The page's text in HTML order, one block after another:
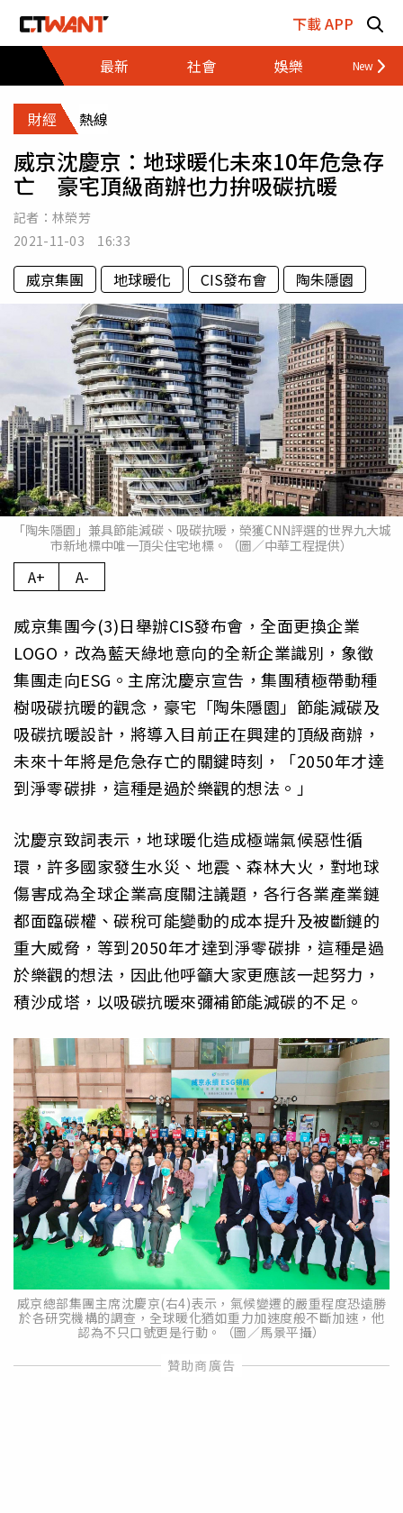
下載 APP
最新
社會 娛樂 財經
財經 熱線
威京沈慶京：地球暖化未來10年危急存
亡 豪宅頂級商辦也力拚吸碳抗暖
記者： 林榮芳
2021-11-03 16:33
威京集團 地球暖化 CIS發布會 陶朱隱園
「陶朱隱園」兼具節能減碳、吸碳抗暖，榮獲CNN評選的世界九大城
市新地標中唯一頂尖住宅地標。（圖／中華工程提供）
A+ A-
威京集團今(3)日舉辦CIS發布會，全面更換企業
LOGO，改為藍天綠地意向的全新企業識別，象徵
集團走向ESG。主席沈慶京宣告，集團積極帶動種
樹吸碳抗暖的觀念，豪宅「陶朱隱園」節能減碳及
吸碳抗暖設計，將導入目前正在興建的頂級商辦，
未來十年將是危急存亡的關鍵時刻，「2050年才達
到淨零碳排，這種是過於樂觀的想法。」
沈慶京致詞表示，地球暖化造成極端氣候惡性循
環，許多國家發生水災、地震、森林大火，對地球
傷害成為全球企業高度關注議題，各行各業產業鏈
都面臨碳權、碳稅可能變動的成本提升及被斷鏈的
重大威脅，等到2050年才達到淨零碳排，這種是過
於樂觀的想法，因此他呼籲大家更應該一起努力，
積沙成塔，以吸碳抗暖來彌補節能減碳的不足。
威京總部集團主席沈慶京(右4)表示，氣候變遷的嚴重程度恐遠勝
於各研究機構的調查，全球暖化猶如重力加速度般不斷加速，他
認為不只口號更是行動。（圖／馬景平攝）